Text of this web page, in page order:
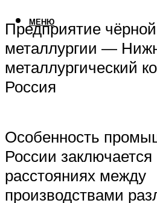
МЕНЮ
Предприятие чёрной
металлургии —
металлургический
Россия
Особенность
России
расстояниях между
производствами